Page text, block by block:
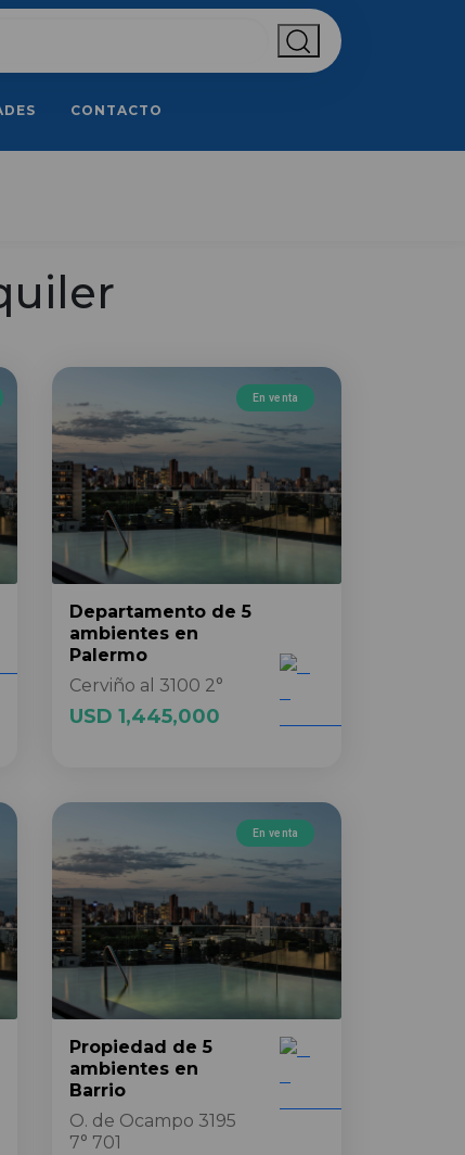
CONTACTO
En venta
Departamento de 5
ambientes en
Palermo
Cerviño al 3100 2°
USD 1,445,000
En venta
Propiedad de 5
ambientes en
Barrio
O. de Ocampo 3195
7° 701